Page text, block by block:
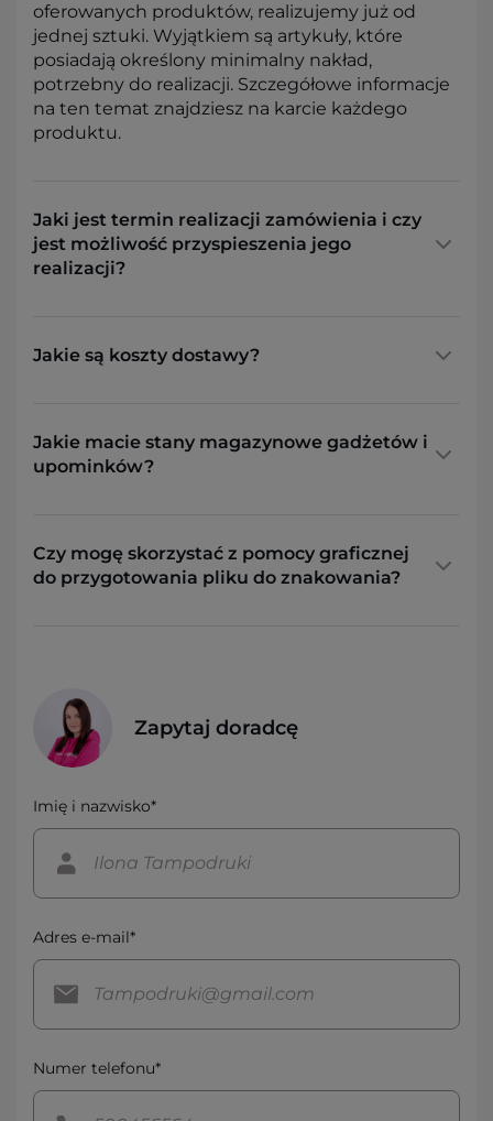
oferowanych produktów, realizujemy już od
jednej sztuki. Wyjątkiem są artykuły, które
posiadają określony minimalny nakład,
potrzebny do realizacji. Szczegółowe informacje
na ten temat znajdziesz na karcie każdego
produktu.
Jaki jest termin realizacji zamówienia i czy
jest możliwość przyspieszenia jego
realizacji?
Jakie są koszty dostawy?
Jakie macie stany magazynowe gadżetów i
upominków?
Czy mogę skorzystać z pomocy graficznej
do przygotowania pliku do znakowania?
Zapytaj doradcę
Imię i nazwisko*
Adres e-mail*
Numer telefonu*